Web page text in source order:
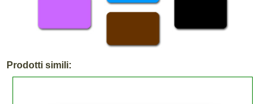
Prodotti simili: